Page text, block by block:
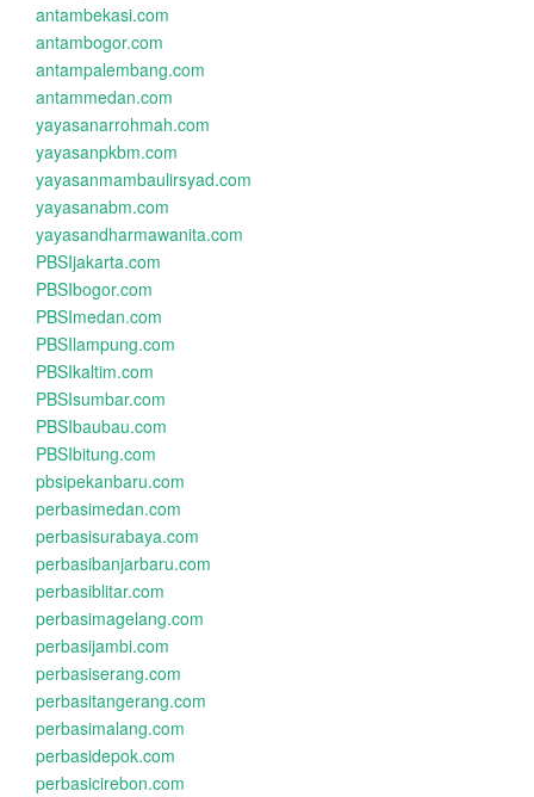
antambekasi.com
antambogor.com
antampalembang.com
antammedan.com
yayasanarrohmah.com
yayasanpkbm.com
yayasanmambaulirsyad.com
yayasanabm.com
yayasandharmawanita.com
PBSIjakarta.com
PBSIbogor.com
PBSImedan.com
PBSIlampung.com
PBSIkaltim.com
PBSIsumbar.com
PBSIbaubau.com
PBSIbitung.com
pbsipekanbaru.com
perbasimedan.com
perbasisurabaya.com
perbasibanjarbaru.com
perbasiblitar.com
perbasimagelang.com
perbasijambi.com
perbasiserang.com
perbasitangerang.com
perbasimalang.com
perbasidepok.com
perbasicirebon.com